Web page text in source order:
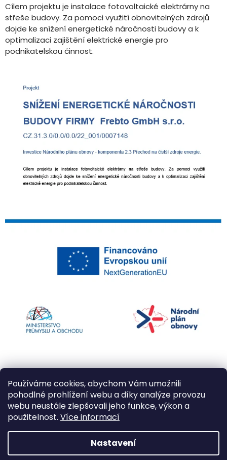
Používáme cookies, abychom Vám umožnili
pohodlné prohlížení webu a díky analýze provozu
webu neustále zlepšovali jeho funkce, výkon a
použitelnost. Více informací
Nastavení
Cílem projektu je instalace fotovoltaické elektrárny na
střeše budovy. Za pomoci využití obnovitelných zdrojů
dojde ke snížení energetické náročnosti budovy a k
optimalizaci zajištění elektrické energie pro
podnikatelskou činnost.
Vytvořil Shoptet